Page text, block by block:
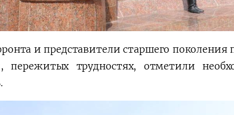
и представители старшего
пережитых трудностях, отметили